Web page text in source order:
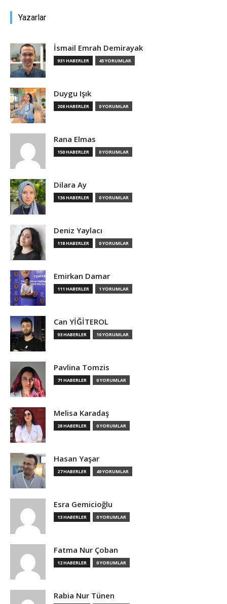
Yazarlar
İsmail Emrah Demirayak
931 HABERLER 45 YORUMLAR
Duygu Işık
208 HABERLER 0 YORUMLAR
Rana Elmas
150 HABERLER 0 YORUMLAR
Dilara Ay
136 HABERLER 0 YORUMLAR
Deniz Yaylacı
118 HABERLER 0 YORUMLAR
Emirkan Damar
111 HABERLER 1 YORUMLAR
Can YİĞİTEROL
93 HABERLER 10 YORUMLAR
Pavlina Tomzis
71 HABERLER 0 YORUMLAR
Melisa Karadaş
28 HABERLER 0 YORUMLAR
Hasan Yaşar
27 HABERLER 49 YORUMLAR
Esra Gemicioğlu
13 HABERLER 0 YORUMLAR
Fatma Nur Çoban
12 HABERLER 0 YORUMLAR
Rabia Nur Tünen